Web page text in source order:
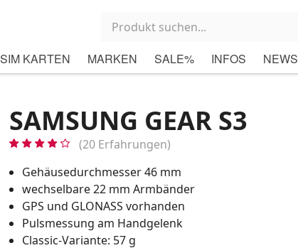
SIM KARTEN MARKEN SALE% INFOS NEWS
SAMSUNG GEAR S3
(20 Erfahrungen)
Gehäusedurchmesser 46 mm
wechselbare 22 mm Armbänder
GPS und GLONASS vorhanden
Pulsmessung am Handgelenk
Classic-Variante: 57 g